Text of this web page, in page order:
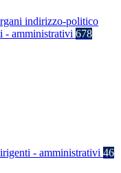
indirizzo-politico
- amministrativi 678
- amministrativi 46